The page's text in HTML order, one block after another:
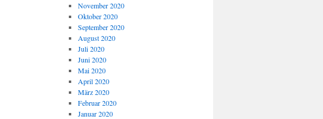
November 2020
Oktober 2020
September 2020
August 2020
Juli 2020
Juni 2020
Mai 2020
April 2020
März 2020
Februar 2020
Januar 2020